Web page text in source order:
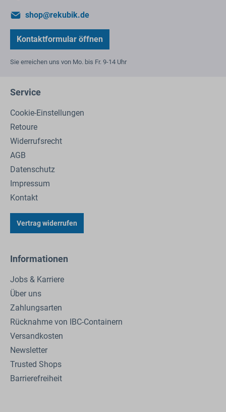
shop@rekubik.de
Kontaktformular öffnen
Sie erreichen uns von Mo. bis Fr. 9-14 Uhr
Service
Cookie-Einstellungen
Retoure
Widerrufsrecht
AGB
Datenschutz
Impressum
Kontakt
Vertrag widerrufen
Informationen
Jobs & Karriere
Über uns
Zahlungsarten
Rücknahme von IBC-Containern
Versandkosten
Newsletter
Trusted Shops
Barrierefreiheit